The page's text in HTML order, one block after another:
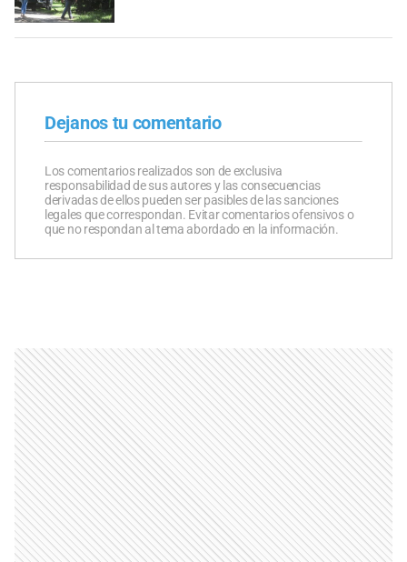
Dejanos tu comentario
Los comentarios realizados son de exclusiva
responsabilidad de sus autores y las consecuencias
derivadas de ellos pueden ser pasibles de las sanciones
legales que correspondan. Evitar comentarios ofensivos o
que no respondan al tema abordado en la información.